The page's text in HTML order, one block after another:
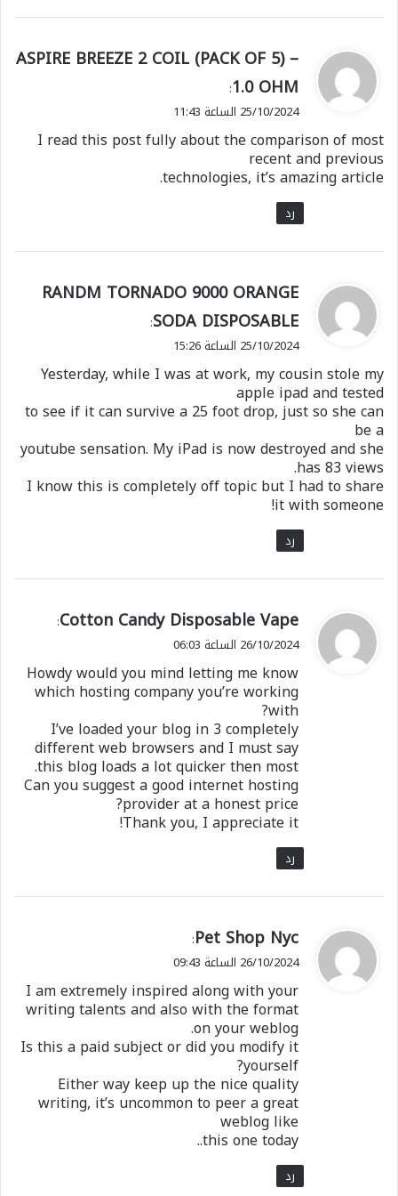
ي
ق
و
ل
ASPIRE BREEZE 2 COIL (PACK OF 5) –
1.0 OHM
:
25/10/2024 الساعة 11:43
I read this post fully about the comparison of most
recent and previous
technologies, it’s amazing article.
رد
ي
ق
و
ل
RANDM TORNADO 9000 ORANGE
SODA DISPOSABLE
:
25/10/2024 الساعة 15:26
Yesterday, while I was at work, my cousin stole my
apple ipad and tested
to see if it can survive a 25 foot drop, just so she can
be a
youtube sensation. My iPad is now destroyed and she
has 83 views.
I know this is completely off topic but I had to share
it with someone!
رد
ي
ق
ل
Cotton Candy Disposable Vape
:
26/10/2024 الساعة 06:03
Howdy would you mind letting me know
which hosting company you’re working
with?
I’ve loaded your blog in 3 completely
different web browsers and I must say
this blog loads a lot quicker then most.
Can you suggest a good internet hosting
provider at a honest price?
Thank you, I appreciate it!
رد
ي
ق
ل
Pet Shop Nyc
:
26/10/2024 الساعة 09:43
I am extremely inspired along with your
writing talents and also with the format
on your weblog.
Is this a paid subject or did you modify it
yourself?
Either way keep up the nice quality
writing, it’s uncommon to peer a great
weblog like
this one today..
رد